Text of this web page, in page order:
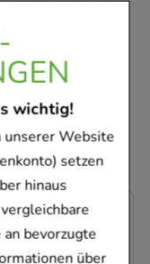
wichtig!
unserer Website
setzen
hinaus
bevorzugte
über
sich